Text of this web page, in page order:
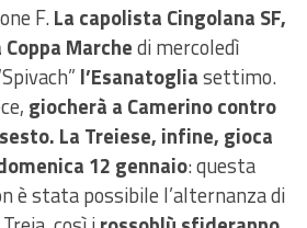
F.La capolista Cingolana SF,
Marchedi mercoledì
l’Esanatogliasettimo.
giocherà a Camerino contro
La Treiese, infine, gioca
12 gennaio: questa
è stata possibile l’alternanza di